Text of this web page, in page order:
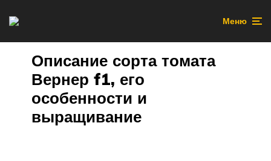
Меню
Описание сорта томата
Вернер f1, его
особенности и
выращивание